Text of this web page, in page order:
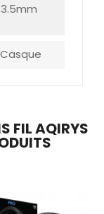
FIL AQIRYS